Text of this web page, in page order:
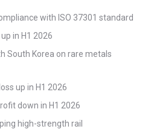
with ISO 37301 standard
in H1 2026
South Korea on rare metals
up in H1 2026
down in H1 2026
high-strength rail